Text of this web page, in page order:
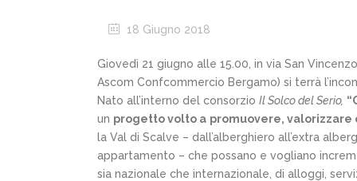
18 Giugno 2018
Giovedì 21 giugno alle 15.00, in via San
Ascom Confcommercio Bergamo) si terrà
Nato all’interno del consorzio Il Solco del Serio,
un progetto volto a promuovere,
la Val di Scalve – dall’alberghiero all’extra
appartamento – che possano e vogliano
sia nazionale che internazionale, di alloggi,